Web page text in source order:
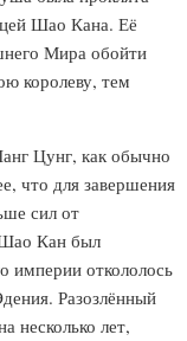
Шао Кана. Её
Мира обойти
королеву, тем
Цунг, как обычно
что для завершения
сил от
Кан был
империи откололось
Разозлённый
несколько лет,